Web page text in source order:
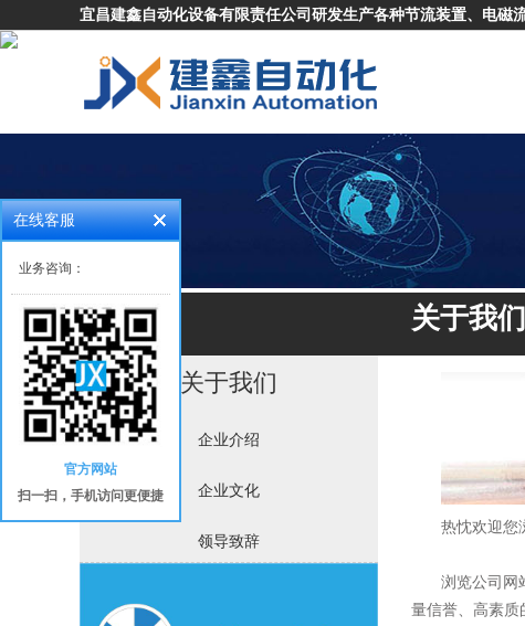
宜昌建鑫自动化设备有限责任公司研发生产各种节流装置、电
关于我们
关于我们
企业介绍
企业文化
领导致辞
热忱欢迎您
浏览公司网
量信誉、高素质
在线客服
业务咨询：
官方网站
扫一扫，手机访问更便捷